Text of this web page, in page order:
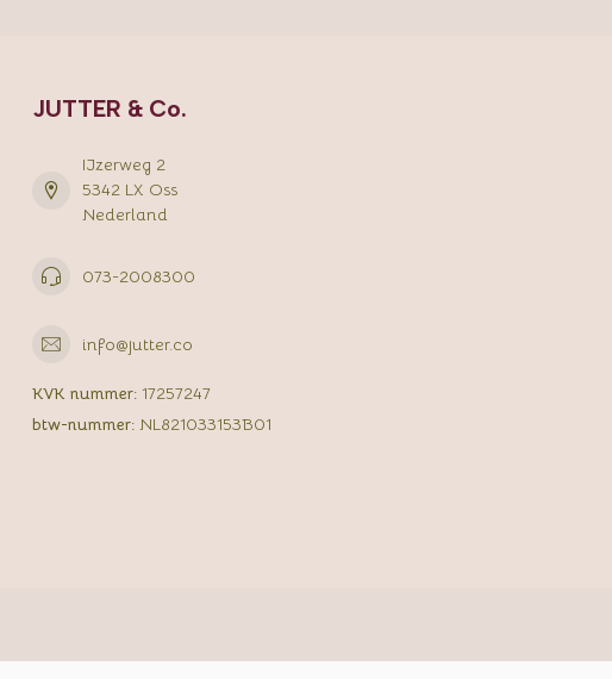
JUTTER & Co.
IJzerweg 2
5342 LX Oss
Nederland
073-2008300
info@jutter.co
KVK nummer: 17257247
btw-nummer: NL821033153B01